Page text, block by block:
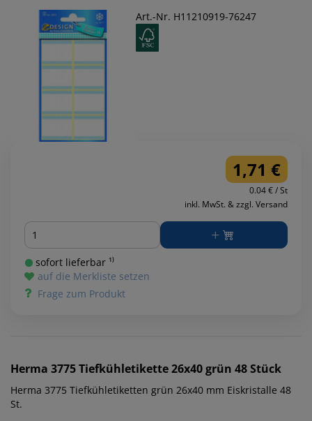
Art.-Nr. H11210919-76247
1,71 €
0.04 € / St
inkl. MwSt. & zzgl. Versand
Menge
sofort lieferbar ¹⁾
auf die Merkliste setzen
Frage zum Produkt
Herma 3775 Tiefkühletikette 26x40 grün 48 Stück
Herma 3775 Tiefkühletiketten grün 26x40 mm Eiskristalle 48
St.